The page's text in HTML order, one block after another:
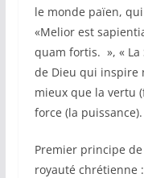
le monde païen,
«Melior est
quam fortis. », « La
de Dieu qui inspire
mieux que la vertu
force (la puissance).
Premier principe
royauté chrétienne